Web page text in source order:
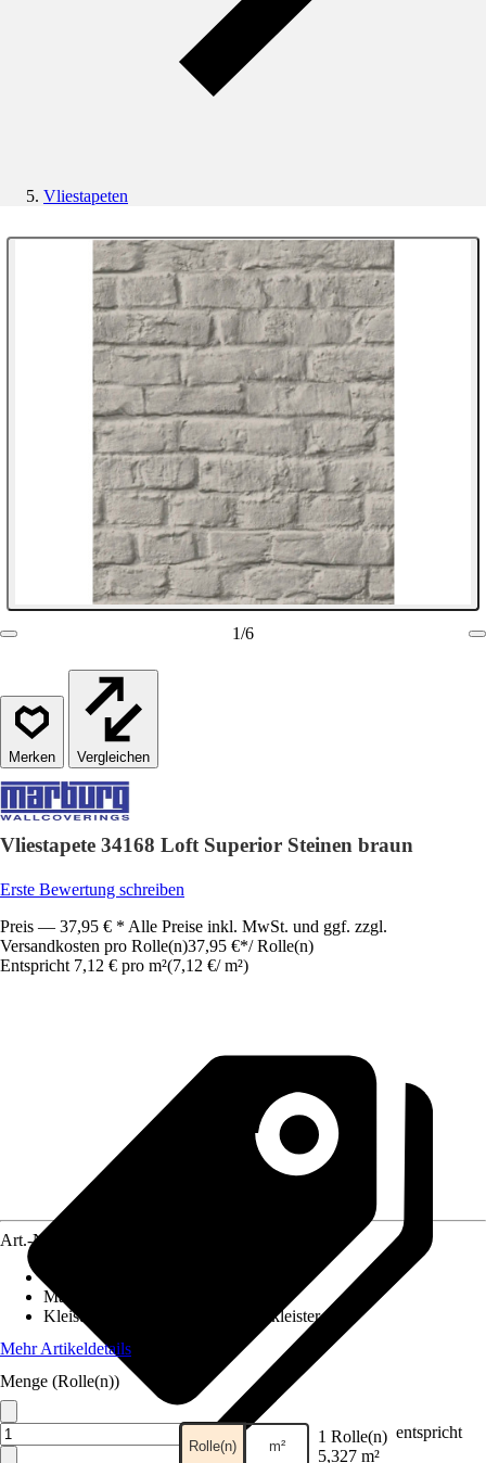
Vliestapeten
1/6
Vergleichen
Vliestapete 34168 Loft Superior Steinen braun
Erste Bewertung schreiben
Preis — 37,95 € * Alle Preise inkl. MwSt. und ggf. zzgl.
Versandkosten pro Rolle(n)37,95 €*/ Rolle(n)
Entspricht 7,12 € pro m²(7,12 €/ m²)
Art.-Nr.
Maße (BxH)
Kleisterempfehlung
Vliestapetenkleister
Mehr Artikeldetails
Menge (Rolle(n))
Rolle(n) m² 1 Rolle(n) entspricht
5,327 m²